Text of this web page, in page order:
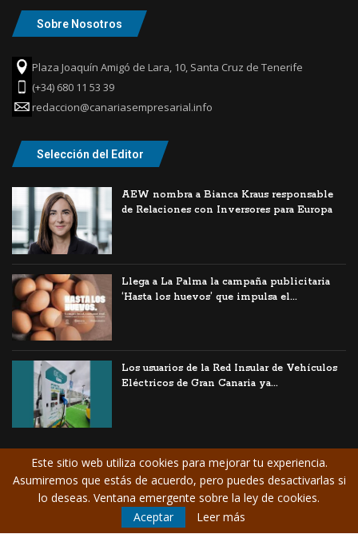
Sobre Nosotros
Plaza Joaquín Amigó de Lara, 10, Santa Cruz de Tenerife
(+34) 680 11 53 39
redaccion@canariasempresarial.info
Selección del Editor
AEW nombra a Bianca Kraus responsable
de Relaciones con Inversores para Europa
Llega a La Palma la campaña publicitaria
‘Hasta los huevos’ que impulsa el...
Los usuarios de la Red Insular de Vehículos
Eléctricos de Gran Canaria ya...
Aviso Legal /
Contrate publicidad
/Suscríbase a la
© Copyright CANARIAS
EMPRESARIAL. Todos los
derechos reservados.
Este sitio web utiliza cookies para mejorar tu experiencia.
Asumiremos que estás de acuerdo, pero puedes desactivarlas si
lo deseas. Ventana emergente sobre la ley de cookies.
Aceptar
Leer más